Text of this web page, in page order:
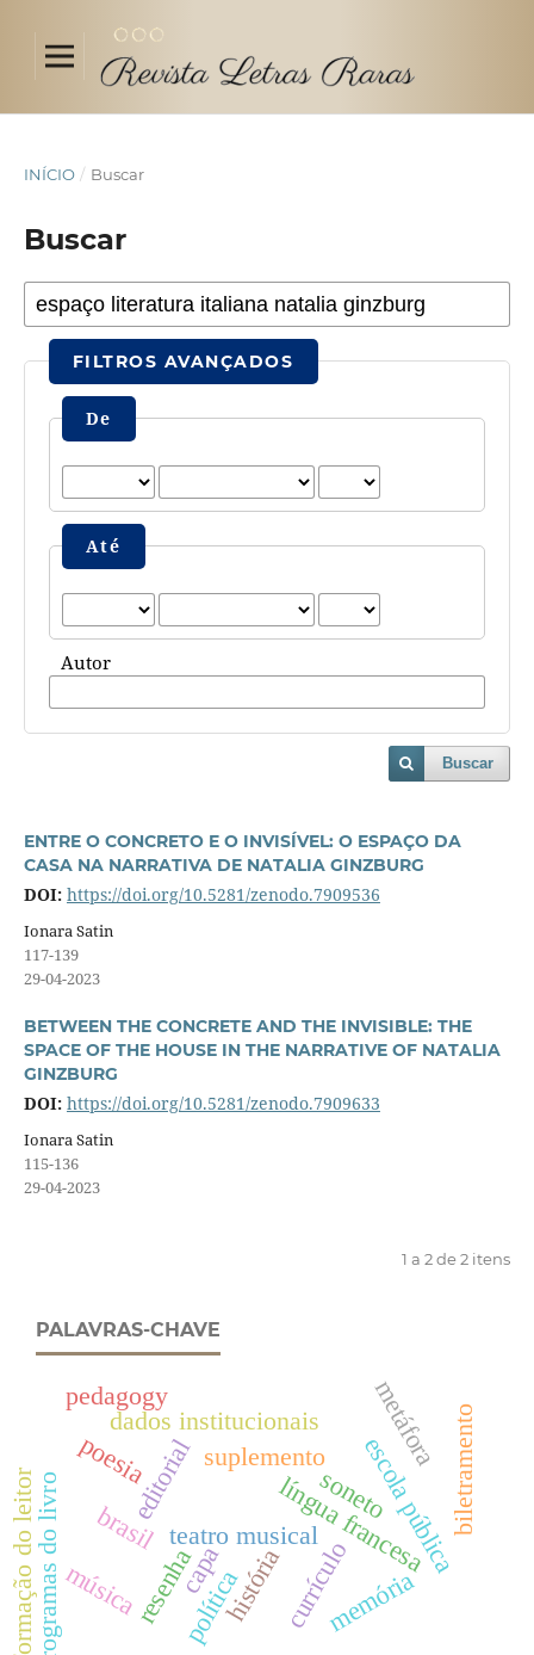
INÍCIO / Buscar
Buscar
FILTROS AVANÇADOS
De
Até
Autor
Buscar
ENTRE O CONCRETO E O INVISÍVEL: O ESPAÇO DA
CASA NA NARRATIVA DE NATALIA GINZBURG
DOI: https://doi.org/10.5281/zenodo.7909536
Ionara Satin
117-139
29-04-2023
BETWEEN THE CONCRETE AND THE INVISIBLE: THE
SPACE OF THE HOUSE IN THE NARRATIVE OF NATALIA
GINZBURG
DOI: https://doi.org/10.5281/zenodo.7909633
Ionara Satin
115-136
29-04-2023
1 a 2 de 2 itens
PALAVRAS-CHAVE
teatro musical
brasil
história
resenha
editorial língua francesa
escola pública
currículomemória
dados institucionais biletramento
capa
suplemento
poesia
música
programas do livro
formação do leitor soneto
pedagogy metáfora
política